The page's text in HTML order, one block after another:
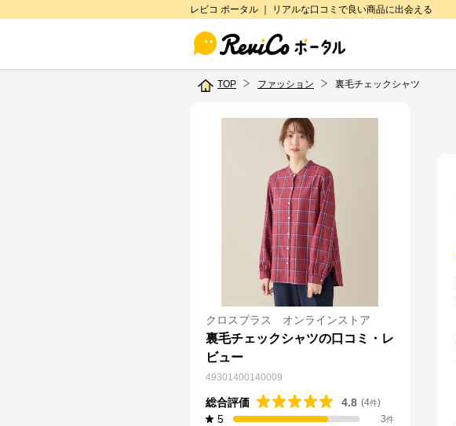
レビコ ポータル ｜ リアルな口コミで良い商品に出会える
TOP ファッション 裏毛チェックシャツ
クロスプラス オンラインストア
裏毛チェックシャツの口コミ・レ
ビュー
49301400140009
総合評価 4.8 (4件)
5 3件